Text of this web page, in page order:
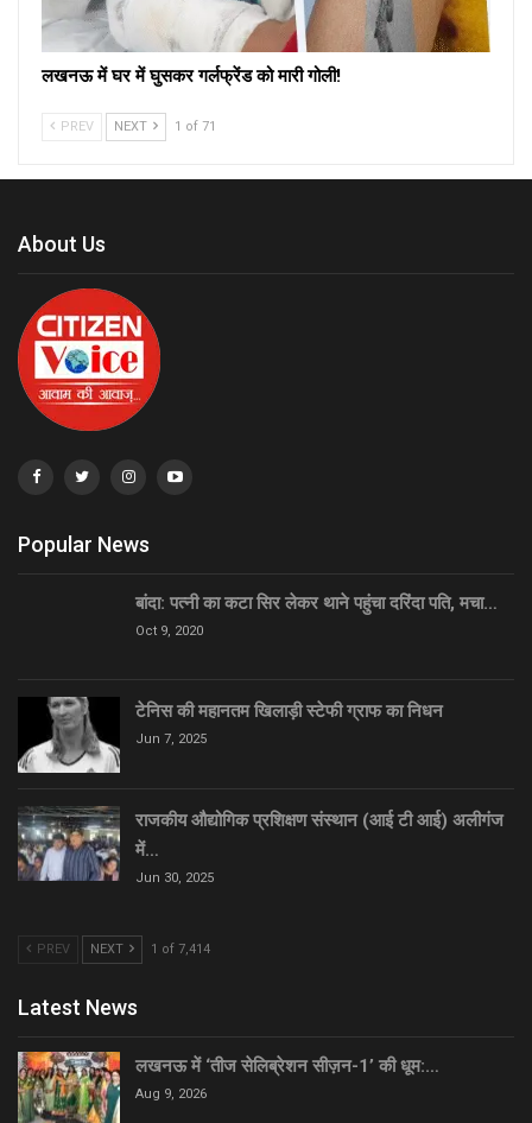
लखनऊ में घर में घुसकर गर्लफ्रेंड को मारी गोली!
PREV NEXT 1 of 71
About Us
Popular News
बांदा: पत्नी का कटा सिर लेकर थाने पहुंचा दरिंदा पति, मचा…
Oct 9, 2020
टेनिस की महानतम खिलाड़ी स्टेफी ग्राफ का निधन
Jun 7, 2025
राजकीय औद्योगिक प्रशिक्षण संस्थान (आई टी आई) अलीगंज
में…
Jun 30, 2025
PREV NEXT 1 of 7,414
Latest News
लखनऊ में ‘तीज सेलिब्रेशन सीज़न-1’ की धूम:…
Aug 9, 2026